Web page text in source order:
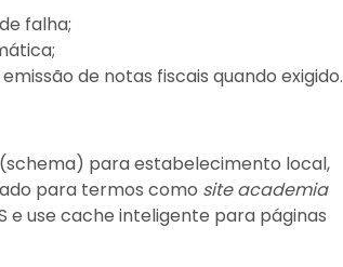
falha;
de notas fiscais quando exigido.
para estabelecimento local,
para termos como site academia
e use cache inteligente para páginas